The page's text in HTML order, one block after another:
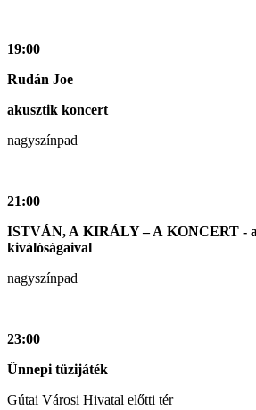
19:00
Rudán Joe
akusztik koncert
nagyszínpad
21:00
ISTVÁN, A KIRÁLY – A KONCERT - a
kiválóságaival
nagyszínpad
23:00
Ünnepi tüzijáték
Gútai Városi Hivatal előtti tér